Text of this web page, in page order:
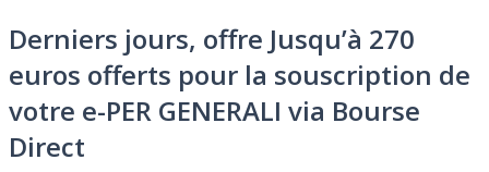
Derniers jours, offre Jusqu’à 270
euros offerts pour la souscription de
votre e-PER GENERALI via Bourse
Direct